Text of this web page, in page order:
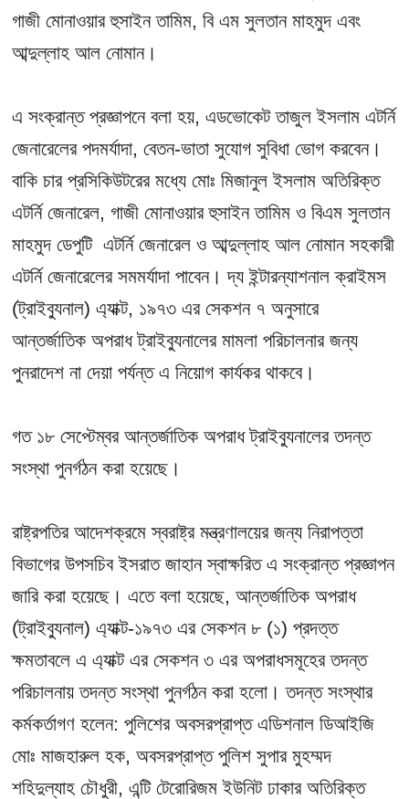
গাজী মোনাওয়ার হুসাইন তামিম, বি এম সুলতান মাহমুদ এবং
আব্দুল্লাহ আল নোমান।
এ সংক্রান্ত প্রজ্ঞাপনে বলা হয়, এডভোকেট তাজুল ইসলাম এটর্নি
জেনারেলের পদমর্যাদা, বেতন-ভাতা সুযোগ সুবিধা ভোগ করবেন।
বাকি চার প্রসিকিউটরের মধ্যে মোঃ মিজানুল ইসলাম অতিরিক্ত
এটর্নি জেনারেল, গাজী মোনাওয়ার হুসাইন তামিম ও বিএম সুলতান
মাহমুদ ডেপুটি এটর্নি জেনারেল ও আব্দুল্লাহ আল নোমান সহকারী
এটর্নি জেনারেলের সমমর্যাদা পাবেন। দ্য ইন্টারন্যাশনাল ক্রাইমস
(ট্রাইব্যুনাল) এ্যাক্ট, ১৯৭৩ এর সেকশন ৭ অনুসারে
আন্তর্জাতিক অপরাধ ট্রাইব্যুনালের মামলা পরিচালনার জন্য
পুনরাদেশ না দেয়া পর্যন্ত এ নিয়োগ কার্যকর থাকবে।
গত ১৮ সেপ্টেম্বর আন্তর্জাতিক অপরাধ ট্রাইব্যুনালের তদন্ত
সংস্থা পুনর্গঠন করা হয়েছে।
রাষ্ট্রপতির আদেশক্রমে স্বরাষ্ট্র মন্ত্রণালয়ের জন্য নিরাপত্তা
বিভাগের উপসচিব ইসরাত জাহান স্বাক্ষরিত এ সংক্রান্ত প্রজ্ঞাপন
জারি করা হয়েছে। এতে বলা হয়েছে, আন্তর্জাতিক অপরাধ
(ট্রাইব্যুনাল) এ্যাক্ট-১৯৭৩ এর সেকশন ৮ (১) প্রদত্ত
ক্ষমতাবলে এ এ্যাক্ট এর সেকশন ৩ এর অপরাধসমূহের তদন্ত
পরিচালনায় তদন্ত সংস্থা পুনর্গঠন করা হলো। তদন্ত সংস্থার
কর্মকর্তাগণ হলেন: পুলিশের অবসরপ্রাপ্ত এডিশনাল ডিআইজি
মোঃ মাজহারুল হক, অবসরপ্রাপ্ত পুলিশ সুপার মুহম্মদ
শহিদুল্যাহ চৌধুরী, এন্টি টেরোরিজম ইউনিট ঢাকার অতিরিক্ত